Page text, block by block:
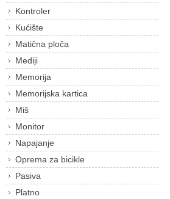
Kontroler
Kućište
Matična ploča
Mediji
Memorija
Memorijska kartica
Miš
Monitor
Napajanje
Oprema za bicikle
Pasiva
Platno